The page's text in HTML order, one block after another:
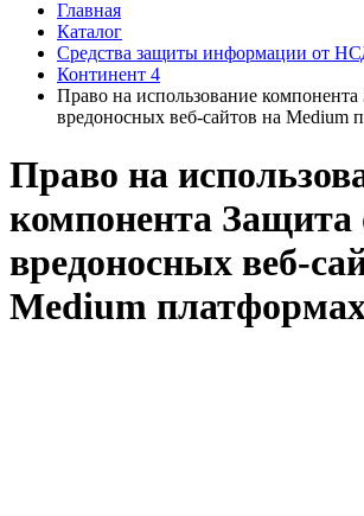
Главная
Каталог
Средства защиты информации от
Континент 4
Право на использование компонента
вредоносных веб-сайтов на Medium
Право на
компонента Защита
вредоносных веб-
Medium